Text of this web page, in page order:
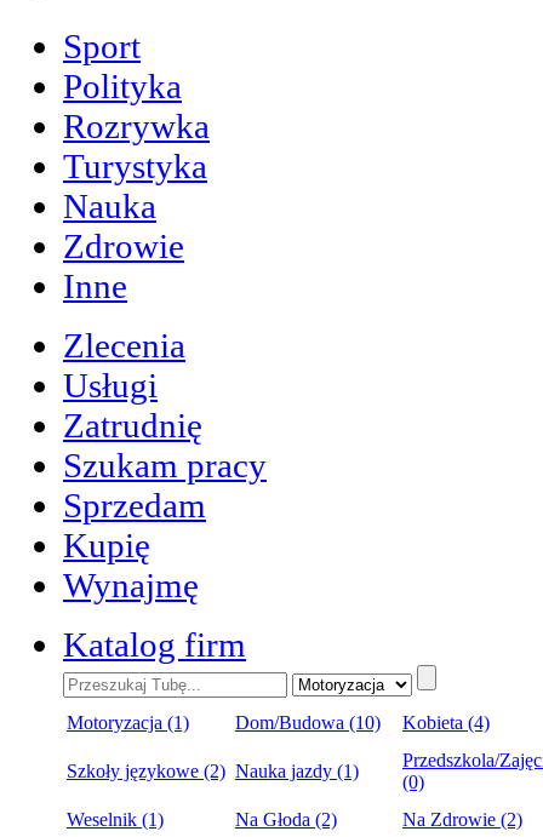
Sport
Polityka
Rozrywka
Turystyka
Nauka
Zdrowie
Inne
Zlecenia
Usługi
Zatrudnię
Szukam pracy
Sprzedam
Kupię
Wynajmę
Katalog firm
Motoryzacja (1) Dom/Budowa (10) Kobieta (4)
Szkoły językowe (2) Nauka jazdy (1)
Przedszkola/
(0)
Weselnik (1)
Na Głoda (2) Na Zdrowie (2)